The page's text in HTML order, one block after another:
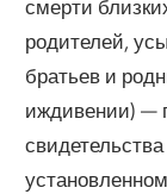
смерти
родителей,
братьев и
иждивении) —